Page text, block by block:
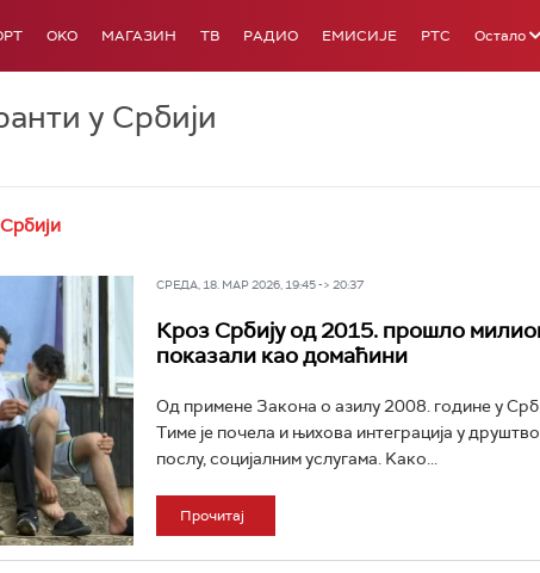
OKO МАГАЗИН ТВ РАДИО ЕМИСИЈЕ РТС Остало
у Србији
СРЕДА, 18. МАР 2026, 19:45 -> 20:37
Кроз Србију од 2015. прошло
показали као домаћини
Од примене Закона о азилу 2008. године у
Тиме је почела и њихова интеграција у
послу, социјалним услугама. Kако...
Прочитај